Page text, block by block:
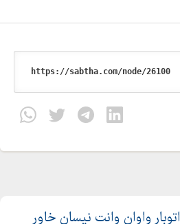
اتوبار واوان وانت نیسان خاور